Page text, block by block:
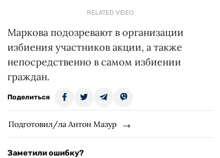
RELATED VIDEO
Маркова подозревают в организации
избиения участников акции, а также
непосредственно в самом избиении
граждан.
Поделиться
Подготовил/ла Антон Мазур
Заметили ошибку?